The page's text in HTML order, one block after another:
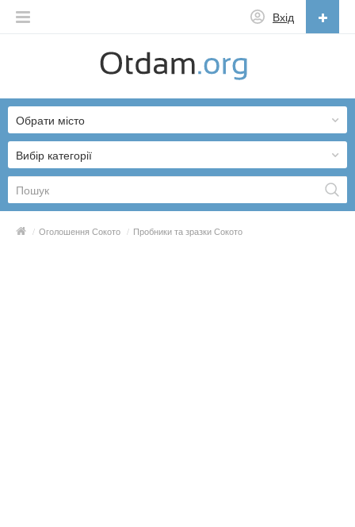
Вхід
English
Русский
Українська
Вибір категорії
Обрати місто
/ Оголошення Сокото / Пробники та зразки Сокото